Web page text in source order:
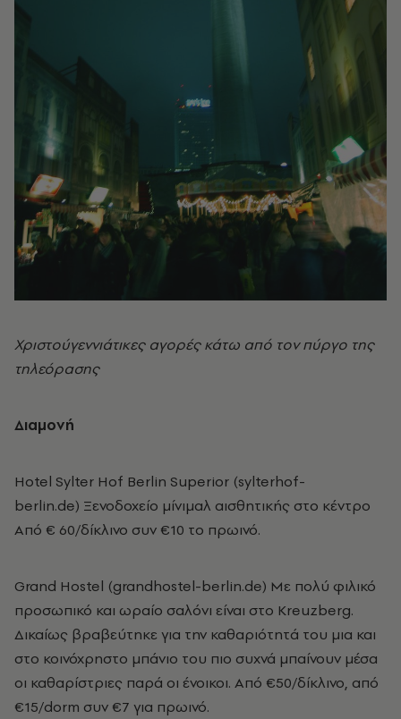
Χριστούγεννιάτικες αγορές κάτω από τον πύργο της
τηλεόρασης
Διαμονή
Hotel Sylter Hof Berlin Superior (sylterhof-
berlin.de) Ξενοδοχείο μίνιμαλ αισθητικής στο κέντρο
Από € 60/δίκλινο συν €10 το πρωινό.
Grand Hostel (grandhostel-berlin.de) Με πολύ φιλικό
προσωπικό και ωραίο σαλόνι είναι στο Kreuzberg.
Δικαίως βραβεύτηκε για την καθαριότητά του μια και
στο κοινόχρηστο μπάνιο του πιο συχνά μπαίνουν μέσα
οι καθαρίστριες παρά οι ένοικοι. Από €50/δίκλινο, από
€15/dorm συν €7 για πρωινό.